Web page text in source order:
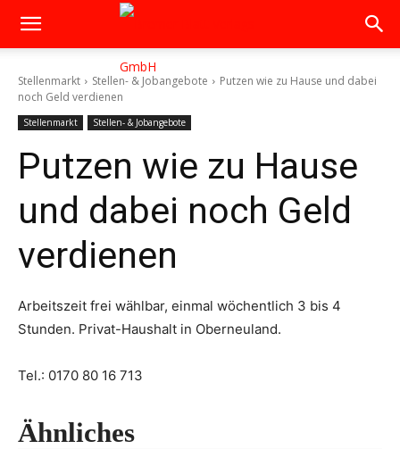
Stellenmarkt Stellen- & Jobangebote
Putzen wie zu Hause und dabei
noch Geld verdienen
Stellenmarkt Stellen- & Jobangebote
Putzen wie zu Hause
und dabei noch Geld
verdienen
Arbeitszeit frei wählbar, einmal wöchentlich 3 bis 4
Stunden. Privat-Haushalt in Oberneuland.
Tel.: 0170 80 16 713
Ähnliches